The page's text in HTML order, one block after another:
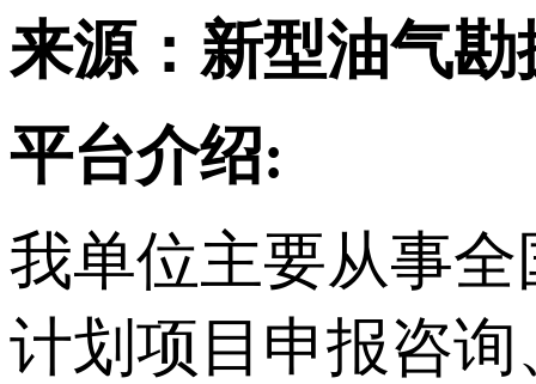
来源：新型油气
平台介绍:
我单位主要从事全
计划项目申报咨